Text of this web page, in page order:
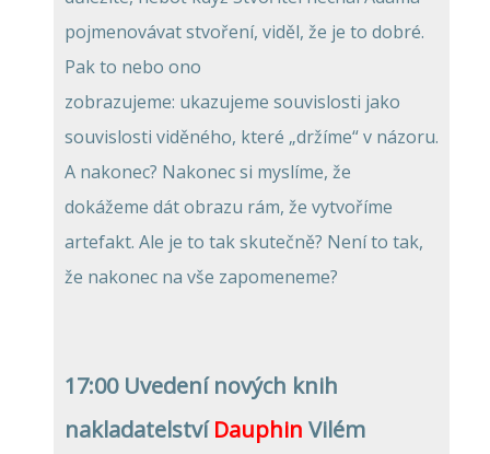
pojmenovávat stvoření, viděl, že je to dobré.
Pak to nebo ono
zobrazujeme: ukazujeme souvislosti jako
souvislosti viděného, které „držíme“ v názoru.
A nakonec? Nakonec si myslíme, že
dokážeme dát obrazu rám, že vytvoříme
artefakt. Ale je to tak skutečně? Není to tak,
že nakonec na vše zapomeneme?
17:00 Uvedení nových knih
nakladatelstvíDauphin Vilém